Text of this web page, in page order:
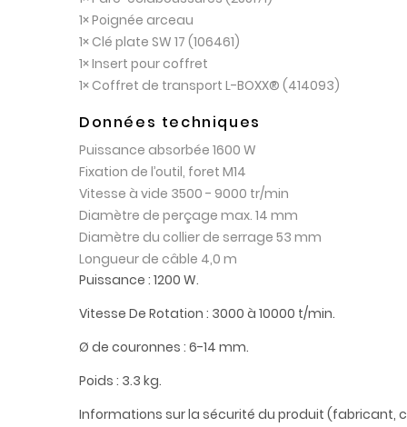
1× Poignée arceau
1× Clé plate SW 17 (106461)
1× Insert pour coffret
1× Coffret de transport L-BOXX® (414093)
Données techniques
Puissance absorbée 1600 W
Fixation de l’outil, foret M14
Vitesse à vide 3500 - 9000 tr/min
Diamètre de perçage max. 14 mm
Diamètre du collier de serrage 53 mm
Longueur de câble 4,0 m
Puissance : 1200 W.
Vitesse De Rotation : 3000 à 10000 t/min.
Ø de couronnes : 6-14 mm.
Poids : 3.3 kg.
Informations sur la sécurité du produit (fabricant,